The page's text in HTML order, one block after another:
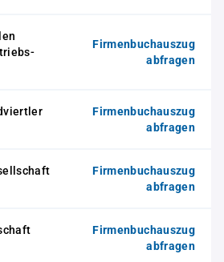
Firmenbuchauszug
abfragen
Firmenbuchauszug
abfragen
Firmenbuchauszug
abfragen
Firmenbuchauszug
abfragen